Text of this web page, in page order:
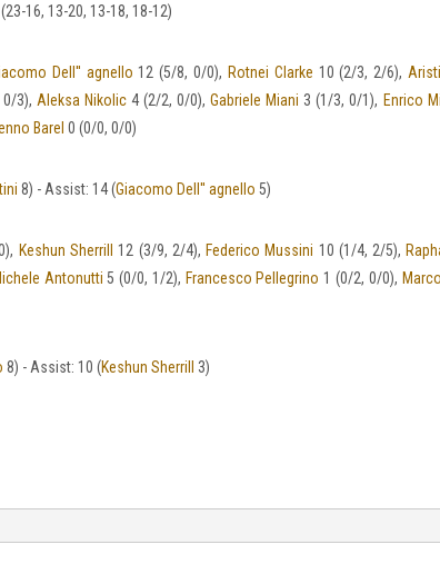
16, 13-20, 13-18, 18-12)
Dell'' agnello 12 (5/8, 0/0), Rotnei Clarke 10 (2/3, 2/6),
3), Aleksa Nikolic 4 (2/2, 0/0),Gabriele Miani 3 (1/3, 0/1), Enrico
Barel 0 (0/0, 0/0)
8) - Assist: 14 (Giacomo Dell'' agnello 5)
Keshun Sherrill 12 (3/9, 2/4),Federico Mussini 10 (1/4, 2/5),
Antonutti 5 (0/0, 1/2), Francesco Pellegrino 1 (0/2, 0/0),
8) - Assist: 10 (Keshun Sherrill 3)